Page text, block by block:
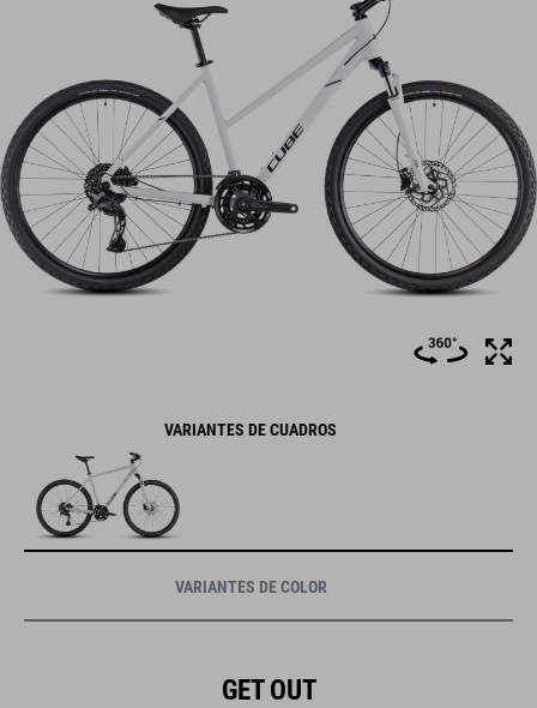
VARIANTES DE CUADROS
VARIANTES DE COLOR
GET OUT